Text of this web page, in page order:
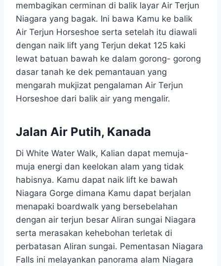
membagikan cerminan di balik layar Air Terjun
Niagara yang bagak. Ini bawa Kamu ke balik
Air Terjun Horseshoe serta setelah itu diawali
dengan naik lift yang Terjun dekat 125 kaki
lewat batuan bawah ke dalam gorong- gorong
dasar tanah ke dek pemantauan yang
mengarah mukjizat pengalaman Air Terjun
Horseshoe dari balik air yang mengalir.
Jalan Air Putih, Kanada
Di White Water Walk, Kalian dapat memuja-
muja energi dan keelokan alam yang tidak
habisnya. Kamu dapat naik lift ke bawah
Niagara Gorge dimana Kamu dapat berjalan
menapaki boardwalk yang bersebelahan
dengan air terjun besar Aliran sungai Niagara
serta merasakan kehebohan terletak di
perbatasan Aliran sungai. Pementasan Niagara
Falls ini melayankan panorama alam Niagara